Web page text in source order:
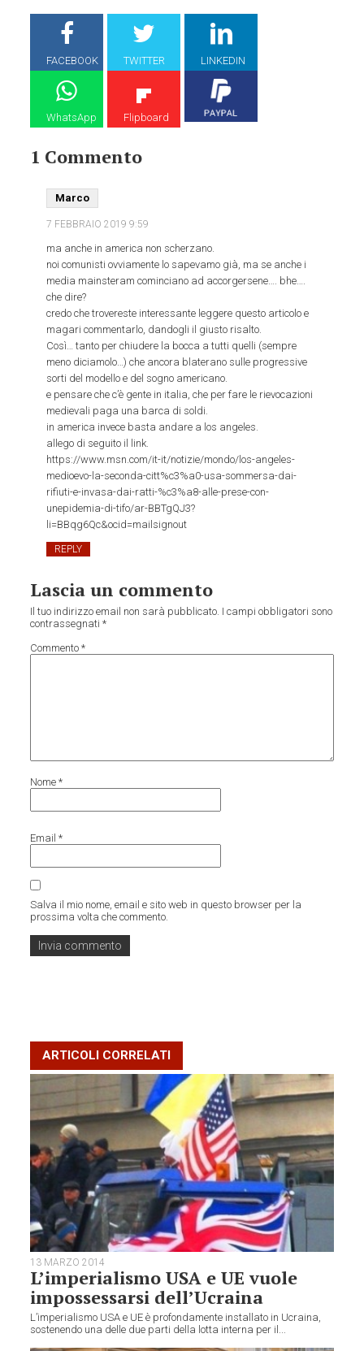
FACEBOOK TWITTER LINKEDIN
WhatsApp Flipboard
1 Commento
Marco
7 FEBBRAIO 20199:59
ma anche in america non scherzano.
noi comunisti ovviamente lo sapevamo già, ma se anche i
media mainsteram cominciano ad accorgersene…. bhe….
che dire?
credo che trovereste interessante leggere questo articolo e
magari commentarlo, dandogli il giusto risalto.
Così… tanto per chiudere la bocca a tutti quelli (sempre
meno diciamolo…) che ancora blaterano sulle progressive
sorti del modello e del sogno americano.
e pensare che c’è gente in italia, che per fare le rievocazioni
medievali paga una barca di soldi.
in america invece basta andare a los angeles.
allego di seguito il link.
https://www.msn.com/it-it/notizie/mondo/los-angeles-
medioevo-la-seconda-citt%c3%a0-usa-sommersa-dai-
rifiuti-e-invasa-dai-ratti-%c3%a8-alle-prese-con-
unepidemia-di-tifo/ar-BBTgQJ3?
li=BBqg6Qc&ocid=mailsignout
REPLY
Lascia un commento
Il tuo indirizzo email non sarà pubblicato. I campi obbligatori sono
contrassegnati*
Commento*
Nome*
Email*
Salva il mio nome, email e sito web in questo browser per la
prossima volta che commento.
ARTICOLI CORRELATI
13 MARZO 2014
L’imperialismo USA e UE vuole
impossessarsi dell’Ucraina
L’imperialismo USA e UE è profondamente installato in Ucraina,
sostenendo una delle due parti della lotta interna per il...